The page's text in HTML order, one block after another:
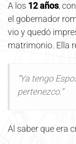
A los 12 años,
el gobernador
vio y quedó
matrimonio. Ella
“Ya tengo
pertenezco.”
Al saber que era